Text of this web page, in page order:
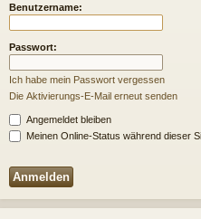
Benutzername:
Passwort:
Ich habe mein Passwort vergessen
Die Aktivierungs-E-Mail erneut senden
Angemeldet bleiben
Meinen Online-Status während dieser